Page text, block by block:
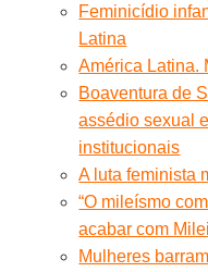
Feminicídio
Latina
América Latina.
Boaventura de
assédio sexual
institucionais
A luta feminista
“O mileísmo
acabar com
Mulheres